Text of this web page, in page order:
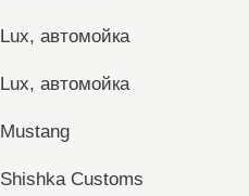
Lux, автомойка
Lux, автомойка
Mustang
Shishka Customs